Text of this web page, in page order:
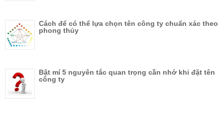
Cách để có thể lựa chọn tên công ty chuẩn xác theo
phong thủy
Bật mí 5 nguyên tắc quan trọng cần nhớ khi đặt tên
công ty